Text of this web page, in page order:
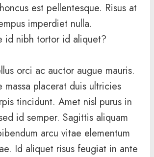
est pellentesque. Risus at
imperdiet nulla.
id nibh tortor id aliquet?
orci ac auctor augue mauris.
massa placerat duis ultricies
tincidunt. Amet nisl purus in
id semper. Sagittis aliquam
arcu vitae elementum
Id aliquet risus feugiat in ante